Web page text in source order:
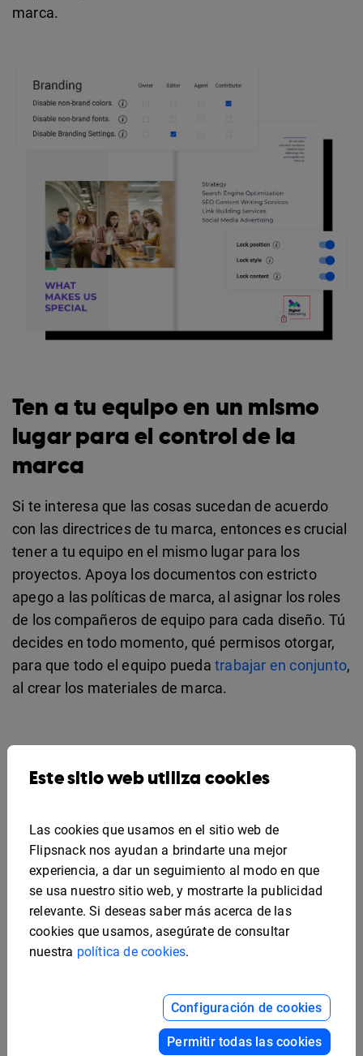
marca.
Ten a tu equipo en un mismo
lugar para el control de la
marca
Si te interesa que las cosas sucedan de acuerdo
con las directrices de tu marca, entonces es crucial
tener a tu equipo en el mismo lugar para los
proyectos. Apoya los documentos con estricto
apego a las políticas de marca, al asignar los roles
de los compañeros de equipo para cada diseño. Tú
decides en todo momento, qué permisos otorgar,
para que todo el equipo pueda trabajar en conjunto,
al crear los materiales de marca.
Este sitio web utiliza cookies
Las cookies que usamos en el sitio web de
Flipsnack nos ayudan a brindarte una mejor
experiencia, a dar un seguimiento al modo en que
se usa nuestro sitio web, y mostrarte la publicidad
relevante. Si deseas saber más acerca de las
cookies que usamos, asegúrate de consultar
nuestra política de cookies.
Configuración de cookies
Permitir todas las cookies